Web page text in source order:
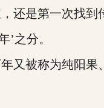
是第一次找到
之分。
被称为纯阳果